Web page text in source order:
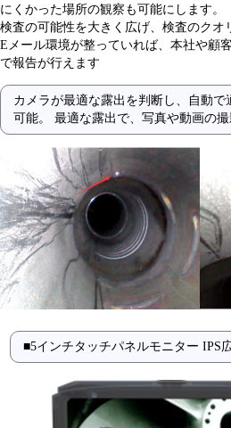
にくかった場所の観察も可能にします。
検査の可能性を大きく広げ、検査のクオ
Eメール環境が整っていれば、本社や顧
で報告が行えます
カメラが最適な露出を判断し、自動
可能。 最適な露出で、写真や動画の撮
■5インチタッチパネルモニター IPS